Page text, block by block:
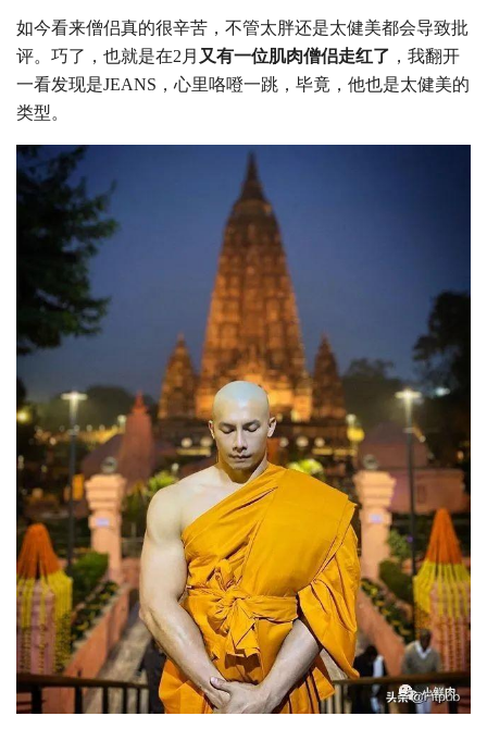
如今看来僧侣真的很辛苦，不管太胖还是太健美都会导致批
评。巧了，也就是在2月 又有一位肌肉僧侣走红了 ，我翻开
一看发现是JEANS，心里咯噔一跳，毕竟，他也是太健美的
类型。